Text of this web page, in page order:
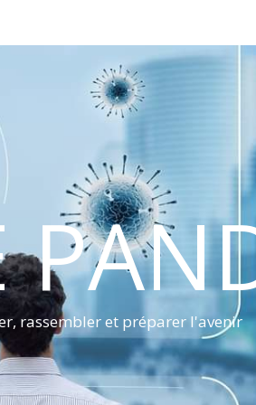
rassembler et préparer l'avenir